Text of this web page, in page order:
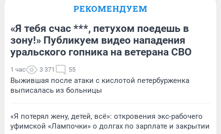
РЕКОМЕНДУЕМ
«Я тебя счас ***, петухом поедешь в
зону!» Публикуем видео нападения
уральского гопника на ветерана СВО
1 час 3 371 55
Выжившая после атаки с кислотой петербурженка
выписалась из больницы
«Я потерял жену, детей, всё»: откровения экс-рабочего
уфимской «Лампочки» о долгах по зарплате и закрытии